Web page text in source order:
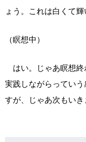
ょう。これは白くて輝
（瞑想中）
はい。じゃあ瞑想終
実践しながらってい
すが、じゃあ次もいき